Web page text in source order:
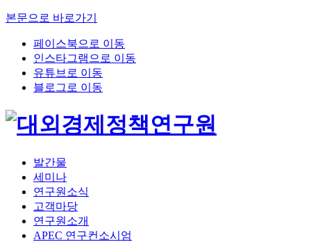
본문으로 바로가기
페이스북으로 이동
인스타그램으로 이동
유튜브로 이동
블로그로 이동
발간물
세미나
연구원소식
고객마당
연구원소개
APEC 연구컨소시엄